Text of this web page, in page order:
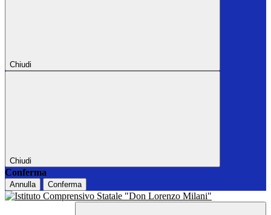
Chiudi
Chiudi
Conferma
Annulla Conferma